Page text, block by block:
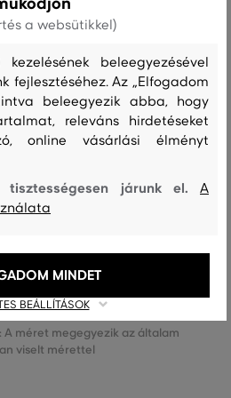
méret megegyezik az általam
viselt mérettel
A méret megegyezik az általam
viselt mérettel
a websütikkel)
beleegyezésével
fejlesztéséhez. Az „Elfogadom
beleegyezik abba, hogy
releváns hirdetéseket
online vásárlási élményt
tisztességesen járunk el.A
BEÁLLÍTÁSOK
MINDET